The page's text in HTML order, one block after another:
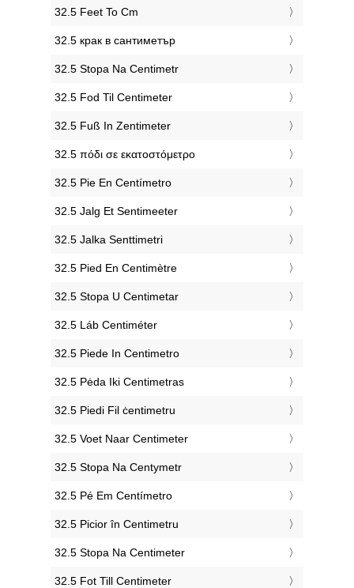
‎32.5 Feet To Cm
‎32.5 крак в сантиметър
‎32.5 Stopa Na Centimetr
‎32.5 Fod Til Centimeter
‎32.5 Fuß In Zentimeter
‎32.5 πόδι σε εκατοστόμετρο
‎32.5 Pie En Centímetro
‎32.5 Jalg Et Sentimeeter
‎32.5 Jalka Senttimetri
‎32.5 Pied En Centimètre
‎32.5 Stopa U Centimetar
‎32.5 Láb Centiméter
‎32.5 Piede In Centimetro
‎32.5 Pėda Iki Centimetras
‎32.5 Piedi Fil ċentimetru
‎32.5 Voet Naar Centimeter
‎32.5 Stopa Na Centymetr
‎32.5 Pé Em Centímetro
‎32.5 Picior în Centimetru
‎32.5 Stopa Na Centimeter
‎32.5 Fot Till Centimeter